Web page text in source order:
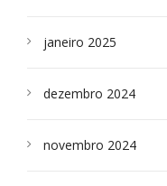
janeiro 2025
dezembro 2024
novembro 2024